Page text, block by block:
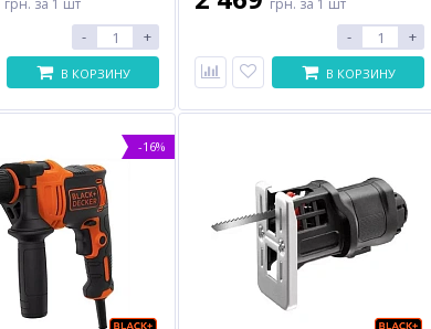
грн. за 1 шт
- +
В КОРЗИНУ
грн. за 1 шт
- +
В КОРЗИНУ
-16%